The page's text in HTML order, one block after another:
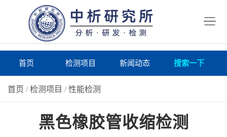
首页 检测项目 新闻动态 搜索一下
首页 /检测项目 /性能检测
黑色橡胶管收缩检测